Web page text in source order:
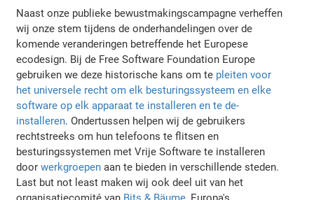
Naast onze publieke bewustmakingscampagne verheffen
wij onze stem tijdens de onderhandelingen over de
komende veranderingen betreffende het Europese
ecodesign. Bij de Free Software Foundation Europe
gebruiken we deze historische kans om te pleiten voor
het universele recht om elk besturingssysteem en elke
software op elk apparaat te installeren en te de-
installeren. Ondertussen helpen wij de gebruikers
rechtstreeks om hun telefoons te flitsen en
besturingssystemen met Vrije Software te installeren
doorwerkgroepen aan te bieden in verschillende steden.
Last but not least maken wij ook deel uit van het